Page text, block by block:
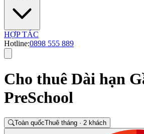
HỢP TÁC
Hotline:0898 555 889
Cho thuê Dài hạn
PreSchool
Toàn quốcThuê tháng · 2 khách